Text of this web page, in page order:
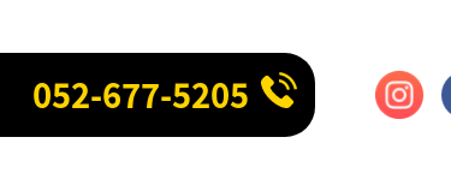
052-677-5205